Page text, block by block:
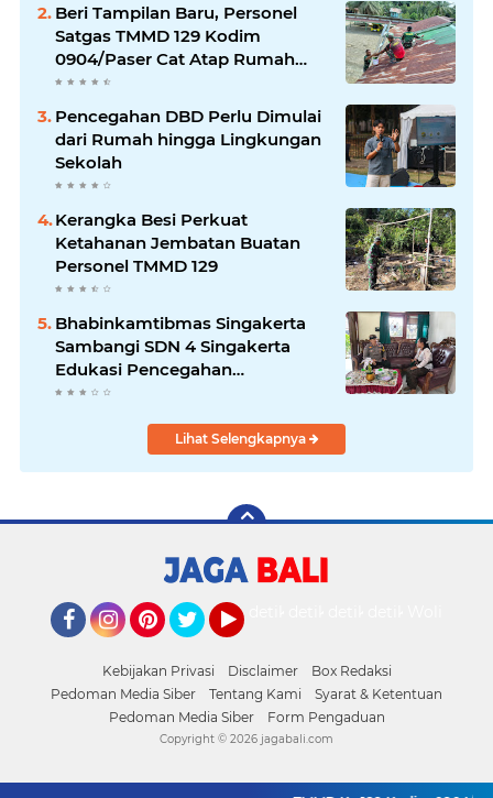
Beri Tampilan Baru, Personel
Satgas TMMD 129 Kodim
0904/Paser Cat Atap Rumah
Marbot
Pencegahan DBD Perlu Dimulai
dari Rumah hingga Lingkungan
Sekolah
Kerangka Besi Perkuat
Ketahanan Jembatan Buatan
Personel TMMD 129
Bhabinkamtibmas Singakerta
Sambangi SDN 4 Singakerta
Edukasi Pencegahan
Penculikan Anak
Lihat Selengkapnya
Kebijakan Privasi Disclaimer
Box Redaksi
Pedoman Media Siber
Tentang Kami
Syarat & Ketentuan
Pedoman Media Siber
Form Pengaduan
Copyright © 2026 jagabali.com